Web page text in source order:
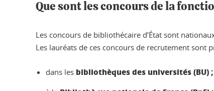
Que sont les concours de la
Les concours de bibliothécaire d’État sont
Les lauréats de ces concours de recrutement sont
dans les bibliothèques des universités (BU) ;